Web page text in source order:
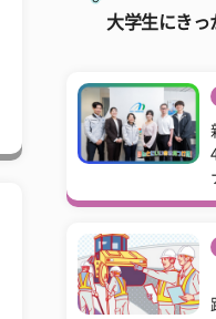
大学生にきっ